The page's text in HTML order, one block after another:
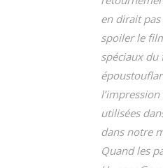
en dirait
spoiler le
spéciaux
utilisées
dans notre
Quand les